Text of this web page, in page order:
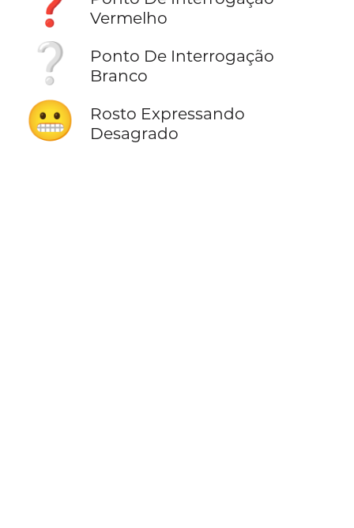
Vermelho
❔
Ponto De Interrogação
Branco
😬
Rosto Expressando
Desagrado